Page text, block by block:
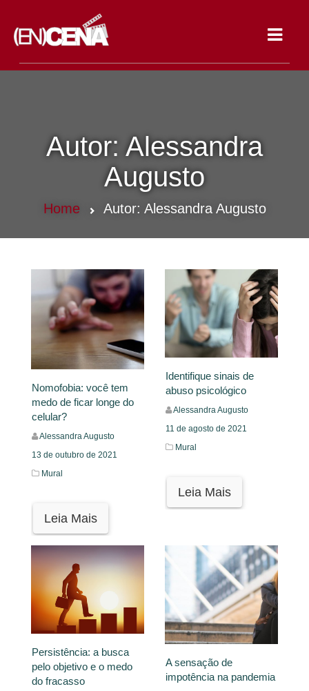
Autor: Alessandra
Augusto
Home Autor: Alessandra Augusto
Nomofobia: você tem
medo de ficar longe do
celular?
Alessandra Augusto
13 de outubro de 2021
Mural
Leia Mais
Identifique sinais de
abuso psicológico
Alessandra Augusto
11 de agosto de 2021
Mural
Leia Mais
Persistência: a busca
pelo objetivo e o medo
do fracasso
A sensação de
impotência na pandemia